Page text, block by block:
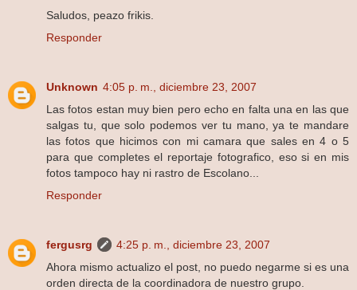
Saludos, peazo frikis.
Responder
Unknown 4:05 p. m., diciembre 23, 2007
Las fotos estan muy bien pero echo en falta una en las que
salgas tu, que solo podemos ver tu mano, ya te mandare
las fotos que hicimos con mi camara que sales en 4 o 5
para que completes el reportaje fotografico, eso si en mis
fotos tampoco hay ni rastro de Escolano...
Responder
fergusrg
4:25 p. m., diciembre 23, 2007
Ahora mismo actualizo el post, no puedo negarme si es una
orden directa de la coordinadora de nuestro grupo.